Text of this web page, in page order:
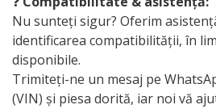
Nu sunteți sigur? Oferim
identificarea compatibilității, în
disponibile.
Trimiteți-ne un mesaj pe
(VIN) și piesa dorită, iar noi vă